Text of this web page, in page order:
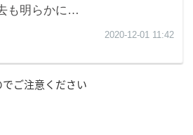
ご注意ください